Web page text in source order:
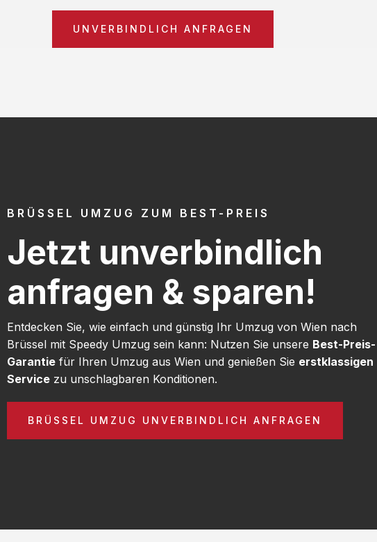
UNVERBINDLICH ANFRAGEN
BRÜSSEL UMZUG ZUM BEST-PREIS
Jetzt unverbindlich
anfragen & sparen!
Entdecken Sie, wie einfach und günstig Ihr Umzug von Wien nach
Brüssel mit Speedy Umzug sein kann: Nutzen Sie unsere Best-Preis-
Garantie für Ihren Umzug aus Wien und genießen Sie erstklassigen
Service zu unschlagbaren Konditionen.
BRÜSSEL UMZUG UNVERBINDLICH ANFRAGEN